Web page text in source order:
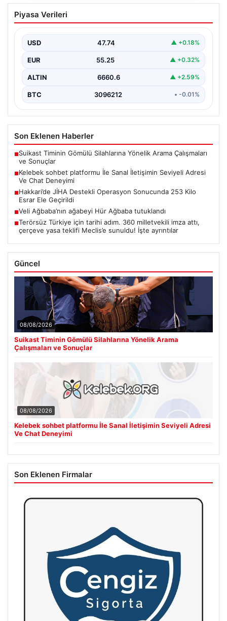
Kelebek sohbet platformu İle Sanal
İletişimin Seviyeli Adresi Ve Chat
İnternet çağında insanların kaliteli bir tarzda irtibat
Piyasa Verileri
USD 47.74 ▲ +0.18%
EUR 55.25 ▲ +0.32%
ALTIN 6660.6 ▲ +2.59%
BTC 3096212 • -0.01%
Son Eklenen Haberler
■Suikast Timinin Gömülü Silahlarına Yönelik Arama Çalışmaları
ve Sonuçlar
■Kelebek sohbet platformu İle Sanal İletişimin Seviyeli Adresi
Ve Chat Deneyimi
■Hakkari’de JİHA Destekli Operasyon Sonucunda 253 Kilo
Esrar Ele Geçirildi
■Veli Ağbaba’nın ağabeyi Hür Ağbaba tutuklandı
■Terörsüz Türkiye için tarihi adım. 360 milletvekili imza attı,
çerçeve yasa teklifi Meclis’e sunuldu! İşte ayrıntılar
Güncel
08/08/2026
Suikast Timinin Gömülü Silahlarına Yönelik Arama
Çalışmaları ve Sonuçlar
08/08/2026
Kelebek sohbet platformu İle Sanal İletişimin Seviyeli Adresi
Ve Chat Deneyimi
Son Eklenen Firmalar